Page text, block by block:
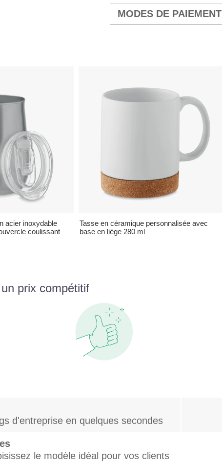
MODES DE PAIEMENT
acier inoxydable
coulissant
Tasse en céramique personnalisée avec
base en liège 280 ml
prix compétitif
d'entreprise en quelques secondes
le modèle idéal pour vos clients